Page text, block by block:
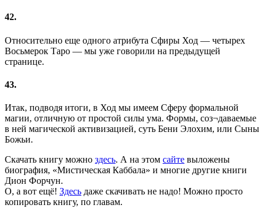
42.
Относительно еще одного атрибута Сфиры Ход — четырех
Восьмерок Таро — мы уже говорили на предыдущей
странице.
43.
Итак, подводя итоги, в Ход мы имеем Сферу формальной
магии, отличную от простой силы ума. Формы, соз¬даваемые
в ней магической активизацией, суть Бени Элохим, или Сыны
Божьи.
Скачать книгу можно здесь. А на этом сайте выложены
биография, «Мистическая Каббала» и многие другие книги
Дион Форчун.
О, а вот ещё! Здесь даже скачивать не надо! Можно просто
копировать книгу, по главам.